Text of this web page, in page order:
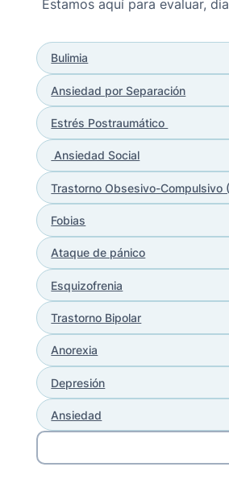
Estamos aquí para evaluar,
Bulimia
Ansiedad por Separación
Estrés Postraumático
Ansiedad Social
Trastorno Obsesivo-Compulsivo
Fobias
Ataque de pánico
Esquizofrenia
Trastorno Bipolar
Anorexia
Depresión
Ansiedad